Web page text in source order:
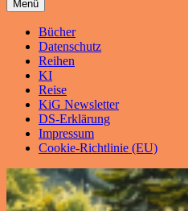
Menü
Bücher
Datenschutz
Reihen
KI
Reise
KiG Newsletter
DS-Erklärung
Impressum
Cookie-Richtlinie (EU)